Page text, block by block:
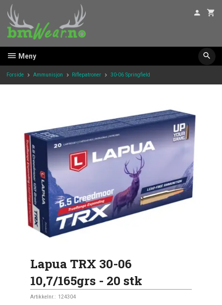
innholdet
Meny
Forside Ammunisjon Riflepatroner 30-06 Springfield
Lapua TRX 30-06
10,7/165grs - 20 stk
Artikkelnr.: 124304